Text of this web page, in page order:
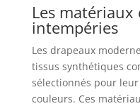
Les
intempéries
Les drapeaux
tissus synthétiques
sélectionnés pour
couleurs. Ces